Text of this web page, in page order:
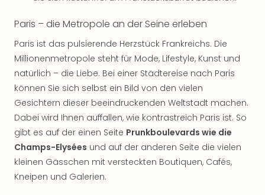
Paris – die Metropole an der Seine erleben
Paris ist das pulsierende Herzstück Frankreichs. Die
Millionenmetropole steht für Mode, Lifestyle, Kunst und
natürlich – die Liebe. Bei einer Städtereise nach Paris
können Sie sich selbst ein Bild von den vielen
Gesichtern dieser beeindruckenden Weltstadt machen.
Dabei wird Ihnen auffallen, wie kontrastreich Paris ist. So
gibt es auf der einen Seite Prunkboulevards wie die
Champs-Elysées und auf der anderen Seite die vielen
kleinen Gässchen mit versteckten Boutiquen, Cafés,
Kneipen und Galerien.